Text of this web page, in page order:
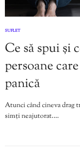
SUFLET
Ce să spui și
persoane
panică
Atunci când cineva drag
simți neajutorat.…